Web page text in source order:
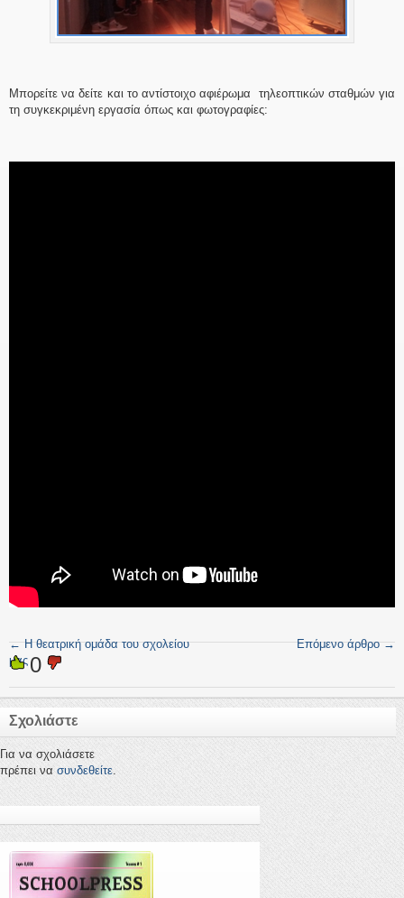
Μπορείτε να δείτε και το αντίστοιχο αφιέρωμα τηλεοπτικών σταθμών για
τη συγκεκριμένη εργασία όπως και φωτογραφίες:
←Η θεατρική ομάδα του σχολείου
μας
Επόμενο άρθρο→
0
Σχολιάστε
Για να σχολιάσετε
πρέπει να συνδεθείτε